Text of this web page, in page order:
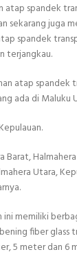
atap spandek
sekarang juga
spandek
terjangkau.
atap spandek
ada di Maluku
Barat,
Utara,
memiliki
fiber glass
5 meter dan 6